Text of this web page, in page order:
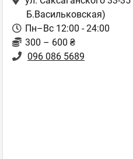
Б.Васильковская)
Пн–Вс 12:00 - 24:00
300 – 600 ₴
096 086 5689